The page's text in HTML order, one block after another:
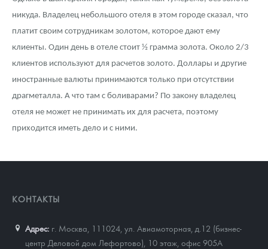
никуда. Владелец небольшого отеля в этом городе сказал, что
платит своим сотрудникам золотом, которое дают ему
клиенты. Один день в отеле стоит ½ грамма золота. Около 2/3
клиентов используют для расчетов золото. Доллары и другие
иностранные валюты принимаются только при отсутствии
драгметалла. А что там с боливарами? По закону владелец
отеля не может не принимать их для расчета, поэтому
приходится иметь дело и с ними.
КОНТАКТЫ
Адрес: г. Москва, 111024 ул. Авиамоторная, д.12 (бизнес-
центр Деловой дом Лефортово), 10 этаж, офис 905А